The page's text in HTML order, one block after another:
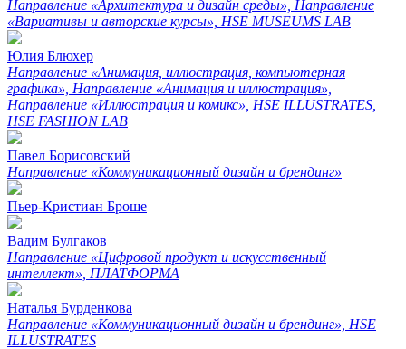
Направление «Архитектура и дизайн среды», Направление
«Вариативы и авторские курсы», HSE MUSEUMS LAB
Юлия Блюхер
Направление «Анимация, иллюстрация, компьютерная
графика», Направление «Анимация и иллюстрация»,
Направление «Иллюстрация и комикс», HSE ILLUSTRATES,
HSE FASHION LAB
Павел Борисовский
Направление «Коммуникационный дизайн и брендинг»
Пьер-Кристиан Броше
Вадим Булгаков
Направление «Цифровой продукт и искусственный
интеллект», ПЛАТФОРМА
Наталья Бурденкова
Направление «Коммуникационный дизайн и брендинг», HSE
ILLUSTRATES